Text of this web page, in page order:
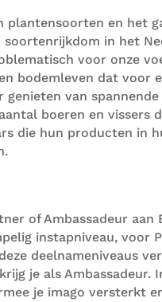
en het
in het
voor onze
bodemleven dat voor
van
boeren en vissers
die hun producten in
ofAmbassadeuraan
instapniveau, voor
deelnameniveaus
je als Ambassadeur.
je imago versterkt